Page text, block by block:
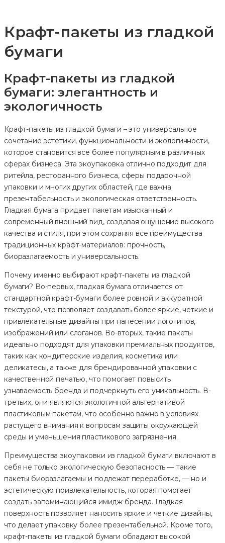
Крафт-пакеты из гладкой
бумаги
Крафт-пакеты из гладкой
бумаги: элегантность и
экологичность
Крафт-пакеты из гладкой бумаги – это универсальное
сочетание эстетики, функциональности и экологичности,
которое становится все более популярным в различных
сферах бизнеса. Эта экоупаковка отлично подходит для
ритейла, ресторанного бизнеса, сферы подарочной
упаковки и многих других областей, где важна
презентабельность и экологическая ответственность.
Гладкая бумага придает пакетам изысканный и
современный внешний вид, создавая ощущение высокого
качества и стиля, при этом сохраняя все преимущества
традиционных крафт-материалов: прочность,
биоразлагаемость и универсальность.
Почему именно выбирают крафт-пакеты из гладкой
бумаги? Во-первых, гладкая бумага отличается от
стандартной крафт-бумаги более ровной и аккуратной
текстурой, что позволяет создавать более яркие, четкие и
привлекательные дизайны при нанесении логотипов,
изображений или слоганов. Во-вторых, такие пакеты
идеально подходят для упаковки премиальных продуктов,
таких как кондитерские изделия, косметика или
деликатесы, а также для брендированной упаковки с
качественной печатью, что помогает повысить
узнаваемость бренда и подчеркнуть его уникальность. В-
третьих, они являются экологичной альтернативой
пластиковым пакетам, что особенно важно в условиях
растущего внимания к вопросам защиты окружающей
среды и уменьшения пластикового загрязнения.
Преимущества экоупаковки из гладкой бумаги включают в
себя не только экологическую безопасность — такие
пакеты биоразлагаемы и подлежат переработке, — но и
эстетическую привлекательность, которая помогает
создать запоминающийся имидж бренда. Гладкая
поверхность позволяет наносить яркие и четкие дизайны,
что делает упаковку более презентабельной. Кроме того,
крафт-пакеты из гладкой бумаги обладают высокой